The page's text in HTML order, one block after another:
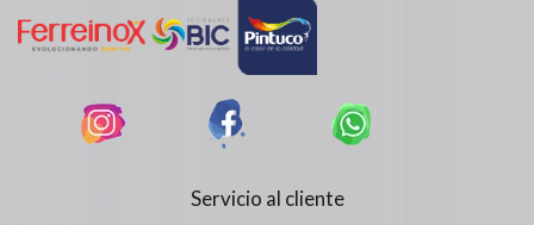
Servicio al cliente